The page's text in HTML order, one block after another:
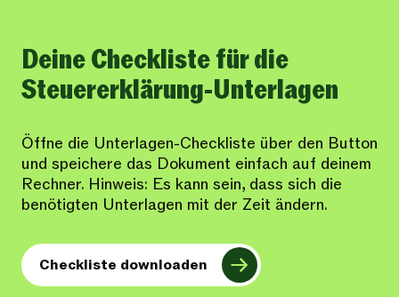
Deine Checkliste für die
Steuererklärung-Unterlagen
Öffne die Unterlagen-Checkliste über den Button
und speichere das Dokument einfach auf deinem
Rechner. Hinweis: Es kann sein, dass sich die
benötigten Unterlagen mit der Zeit ändern.
Checkliste downloaden